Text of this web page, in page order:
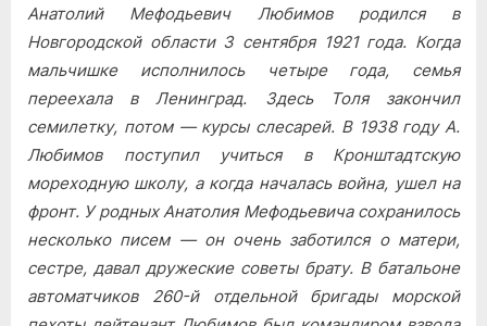
Анатолий Мефодьевич Любимов родился в
Новгородской области 3 сентября 1921 года. Когда
мальчишке исполнилось четыре года, семья
переехала в Ленинград. Здесь Толя закончил
семилетку, потом — курсы слесарей. В 1938 году А.
Любимов поступил учиться в Кронштадтскую
мореходную школу, а когда началась война, ушел на
фронт. У родных Анатолия Мефодьевича сохранилось
несколько писем — он очень заботился о матери,
сестре, давал дружеские советы брату. В батальоне
автоматчиков 260-й отдельной бригады морской